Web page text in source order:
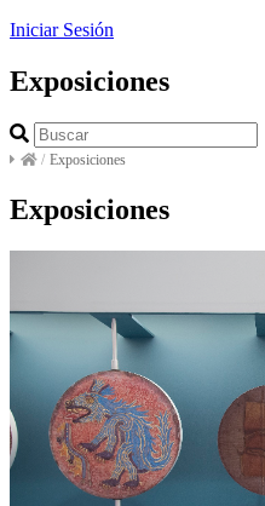
Iniciar Sesión
Exposiciones
/ Exposiciones
Exposiciones